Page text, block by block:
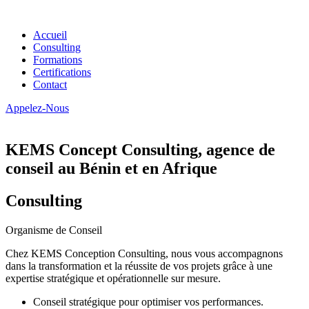
Accueil
Consulting
Formations
Certifications
Contact
Appelez-Nous
KEMS Concept Consulting, agence de
conseil au Bénin et en Afrique
Consulting
Organisme de Conseil
Chez KEMS Conception Consulting, nous vous accompagnons
dans la transformation et la réussite de vos projets grâce à une
expertise stratégique et opérationnelle sur mesure.
Conseil stratégique pour optimiser vos performances.